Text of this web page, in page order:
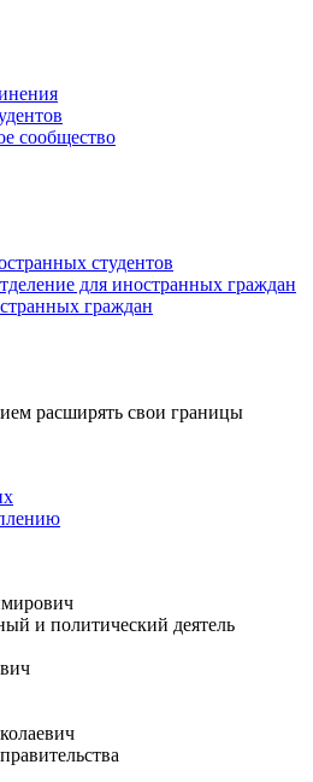
сообщество
студентов
для иностранных граждан
граждан
расширять свои границы
и политический деятель